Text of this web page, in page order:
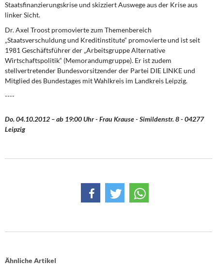
Institut Solidarische Moderne
Rosa-Luxemburg-Stiftung
Über mich
Kontakt
Staatsfinanzierungskrise und skizziert Auswege aus der Krise aus
linker Sicht.
Dr. Axel Troost promovierte zum Themenbereich
„Staatsverschuldung und Kreditinstitute“ promovierte und ist seit
1981 Geschäftsführer der „Arbeitsgruppe Alternative
Wirtschaftspolitik“ (Memorandumgruppe). Er ist zudem
stellvertretender Bundesvorsitzender der Partei DIE LINKE und
Mitglied des Bundestages mit Wahlkreis im Landkreis Leipzig.
----
Do. 04.10.2012 – ab 19:00 Uhr - Frau Krause - Simildenstr. 8 - 04277
Leipzig
Ähnliche Artikel